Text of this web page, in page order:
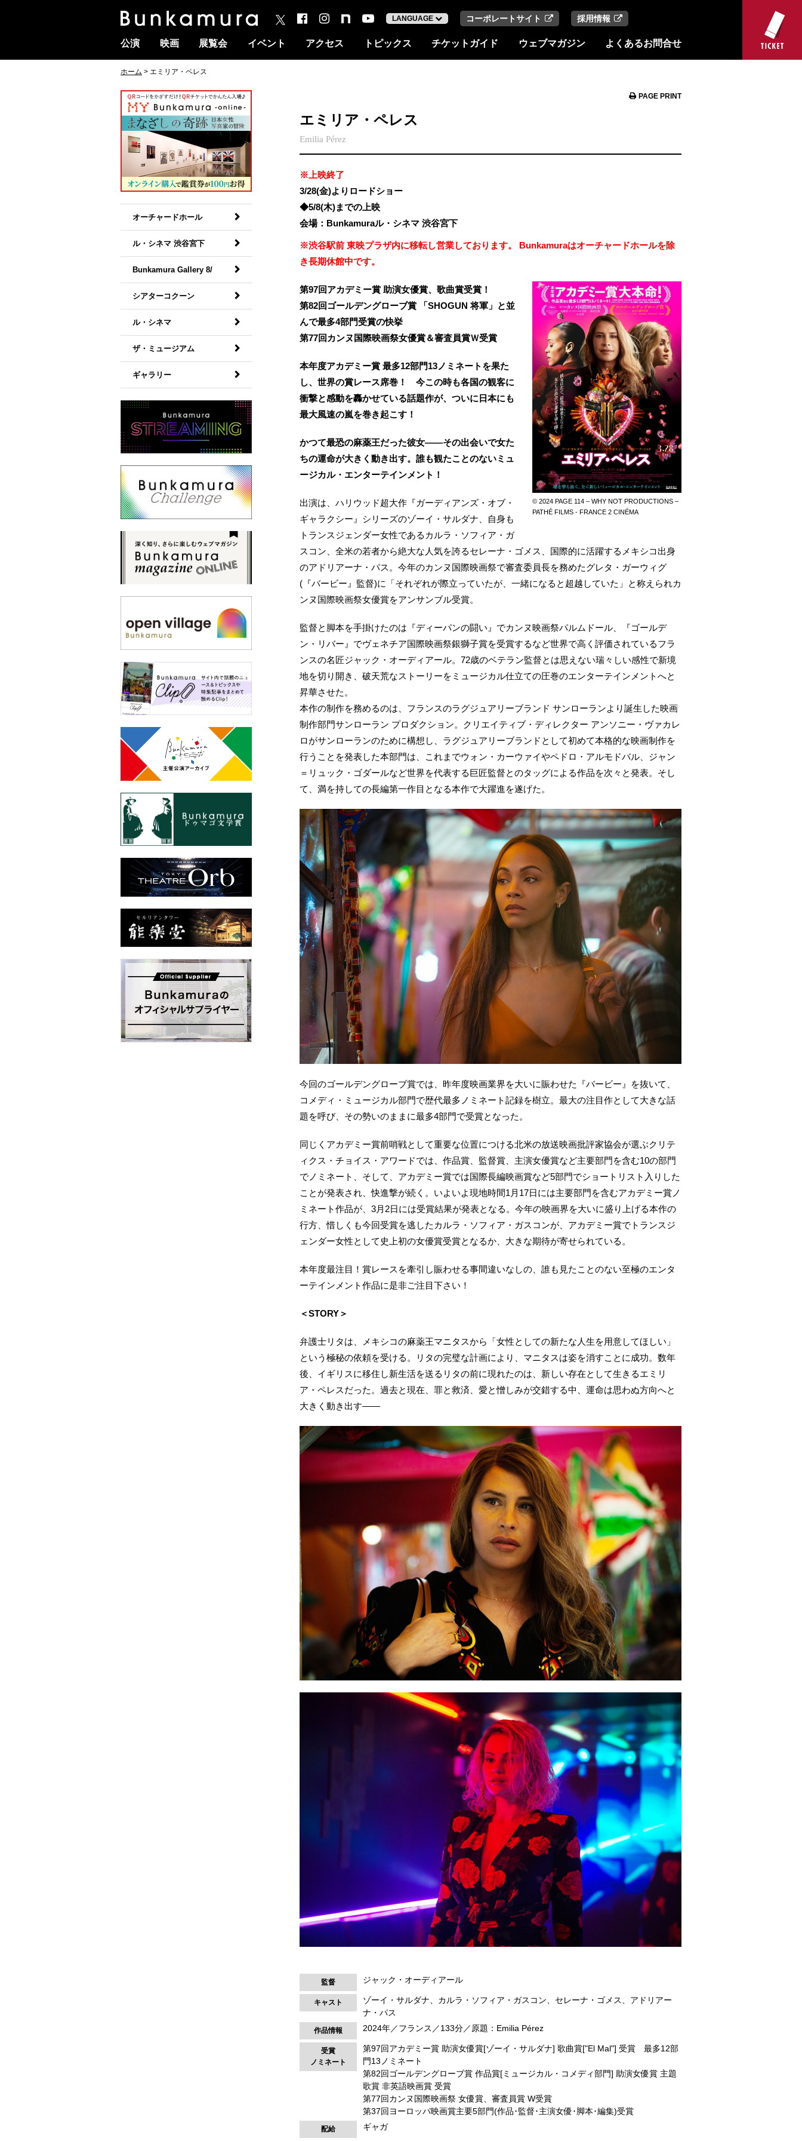
LANGUAGE コーポレートサイト 採用情報
公演 映画 展覧会 イベント アクセス トピックス チケットガイド ウェブマガジン よくあるお問合せ
ホーム > エミリア・ペレス
PAGE PRINT
エミリア・ペレス
Emilia Pérez
※上映終了
3/28(金)よりロードショー
◆5/8(木)までの上映
会場：Bunkamuraル・シネマ 渋谷宮下
※渋谷駅前 東映プラザ内に移転し営業しております。 Bunkamuraはオーチャードホールを除
き長期休館中です。
© 2024 PAGE 114 – WHY NOT PRODUCTIONS –
PATHÉ FILMS - FRANCE 2 CINÉMA
第97回アカデミー賞 助演女優賞、歌曲賞受賞！
第82回ゴールデングローブ賞 「SHOGUN 将軍」と並
んで最多4部門受賞の快挙
第77回カンヌ国際映画祭女優賞＆審査員賞Ｗ受賞
本年度アカデミー賞 最多12部門13ノミネートを果た
し、世界の賞レース席巻！ 今この時も各国の観客に
衝撃と感動を轟かせている話題作が、ついに日本にも
最大風速の嵐を巻き起こす！
かつて最恐の麻薬王だった彼女――その出会いで女た
ちの運命が大きく動き出す。誰も観たことのないミュ
ージカル・エンターテインメント！
出演は、ハリウッド超大作『ガーディアンズ・オブ・
ギャラクシー』シリーズのゾーイ・サルダナ、自身も
トランスジェンダー女性であるカルラ・ソフィア・ガ
スコン、全米の若者から絶大な人気を誇るセレーナ・ゴメス、国際的に活躍するメキシコ出身
のアドリアーナ・パス。今年のカンヌ国際映画祭で審査委員長を務めたグレタ・ガーウィグ
(『バービー』監督)に「それぞれが際立っていたが、一緒になると超越していた」と称えられカ
ンヌ国際映画祭女優賞をアンサンブル受賞。
監督と脚本を手掛けたのは『ディーパンの闘い』でカンヌ映画祭パルムドール、『ゴールデ
ン・リバー』でヴェネチア国際映画祭銀獅子賞を受賞するなど世界で高く評価されているフラ
ンスの名匠ジャック・オーディアール。72歳のベテラン監督とは思えない瑞々しい感性で新境
地を切り開き、破天荒なストーリーをミュージカル仕立ての圧巻のエンターテインメントへと
昇華させた。
本作の制作を務めるのは、フランスのラグジュアリーブランド サンローランより誕生した映画
制作部門サンローラン プロダクション。クリエイティブ・ディレクター アンソニー・ヴァカレ
ロがサンローランのために構想し、ラグジュアリーブランドとして初めて本格的な映画制作を
行うことを発表した本部門は、これまでウォン・カーウァイやペドロ・アルモドバル、ジャン
＝リュック・ゴダールなど世界を代表する巨匠監督とのタッグによる作品を次々と発表。そし
て、満を持しての長編第一作目となる本作で大躍進を遂げた。
今回のゴールデングローブ賞では、昨年度映画業界を大いに賑わせた『バービー』を抜いて、
コメディ・ミュージカル部門で歴代最多ノミネート記録を樹立。最大の注目作として大きな話
題を呼び、その勢いのままに最多4部門で受賞となった。
同じくアカデミー賞前哨戦として重要な位置につける北米の放送映画批評家協会が選ぶクリテ
ィクス・チョイス・アワードでは、作品賞、監督賞、主演女優賞など主要部門を含む10の部門
でノミネート、そして、アカデミー賞では国際長編映画賞など5部門でショートリスト入りした
ことが発表され、快進撃が続く。いよいよ現地時間1月17日には主要部門を含むアカデミー賞ノ
ミネート作品が、3月2日には受賞結果が発表となる。今年の映画界を大いに盛り上げる本作の
行方、惜しくも今回受賞を逃したカルラ・ソフィア・ガスコンが、アカデミー賞でトランスジ
ェンダー女性として史上初の女優賞受賞となるか、大きな期待が寄せられている。
本年度最注目！賞レースを牽引し賑わせる事間違いなしの、誰も見たことのない至極のエンタ
ーテインメント作品に是非ご注目下さい！
＜STORY＞
弁護士リタは、メキシコの麻薬王マニタスから「女性としての新たな人生を用意してほしい」
という極秘の依頼を受ける。リタの完璧な計画により、マニタスは姿を消すことに成功。数年
後、イギリスに移住し新生活を送るリタの前に現れたのは、新しい存在として生きるエミリ
ア・ペレスだった。過去と現在、罪と救済、愛と憎しみが交錯する中、運命は思わぬ方向へと
大きく動き出す――
監督 ジャック・オーディアール
キャスト
ゾーイ・サルダナ、カルラ・ソフィア・ガスコン、セレーナ・ゴメス、アドリアー
ナ・パス
作品情報 2024年／フランス／133分／原題：Emilia Pérez
受賞
ノミネート
第97回アカデミー賞 助演女優賞[ゾーイ・サルダナ] 歌曲賞["El Mal"] 受賞 最多12部
門13ノミネート
第82回ゴールデングローブ賞 作品賞[ミュージカル・コメディ部門] 助演女優賞 主題
歌賞 非英語映画賞 受賞
第77回カンヌ国際映画祭 女優賞、審査員賞 W受賞
第37回ヨーロッパ映画賞主要5部門(作品･監督･主演女優･脚本･編集)受賞
配給 ギャガ
オーチャードホール
ル・シネマ 渋谷宮下
Bunkamura Gallery 8/
シアターコクーン
ル・シネマ
ザ・ミュージアム
ギャラリー